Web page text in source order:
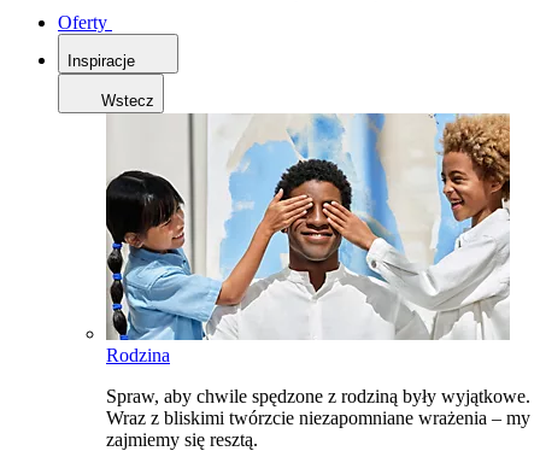
Oferty
Inspiracje
Wstecz
Rodzina
Spraw, aby chwile spędzone z rodziną były wyjątkowe.
Wraz z bliskimi twórzcie niezapomniane wrażenia – my
zajmiemy się resztą.